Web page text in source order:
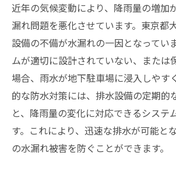
近年の気候変動により、降雨量の増加
漏れ問題を悪化させています。東京都
設備の不備が水漏れの一因となってい
ムが適切に設計されていない、または
場合、雨水が地下駐車場に浸入しやす
的な防水対策には、排水設備の定期的
と、降雨量の変化に対応できるシステ
す。これにより、迅速な排水が可能と
の水漏れ被害を防ぐことができます。